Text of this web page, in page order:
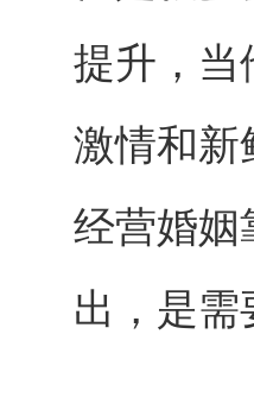
提升，当
激情和新
经营婚姻
出，是需